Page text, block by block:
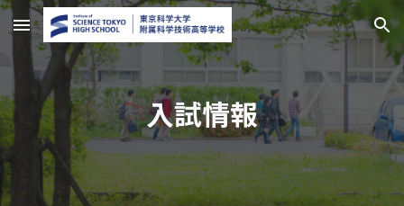
Skip to main content Skip to navigation
入試情報